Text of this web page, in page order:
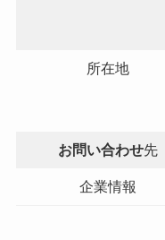
所在地
お問い合わせ先
企業情報